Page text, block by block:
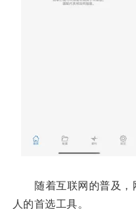
随着互联网的普及，
人的首选工具。